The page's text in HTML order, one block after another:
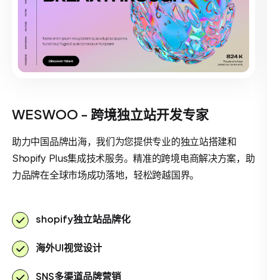
WESWOO - 跨境独立站开发专家
助力中国品牌出海，我们为您提供专业的独立站搭建和
Shopify Plus集成技术服务。精准的跨境电商解决方案，助
力品牌在全球市场成功落地，轻松跨越国界。
shopify独立站品牌化
海外UI视觉设计
SNS多渠道品牌营销